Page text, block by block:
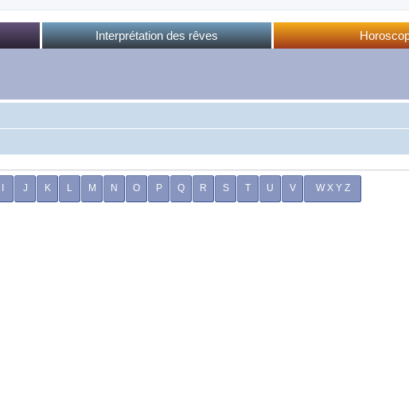
Interprétation des rêves
J K L M N O P Q R S T U V W X Y Z